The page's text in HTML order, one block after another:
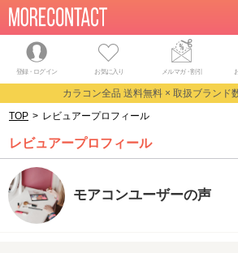
登録・ログイン お気に入り メルマガ・割引
カラコン全品 送料無料 × 取扱ブランド
TOP > レビュアープロフィール
レビュアープロフィール
モアコンユーザーの声